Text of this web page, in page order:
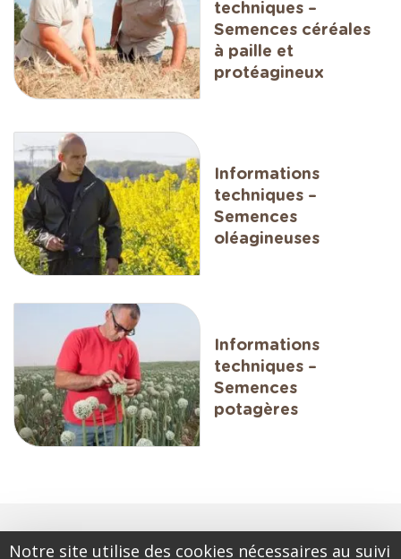
techniques –
Semences céréales
à paille et
protéagineux
Informations
techniques –
Semences
oléagineuses
Informations
techniques –
Semences
potagères
Notre site utilise des cookies nécessaires au suivi